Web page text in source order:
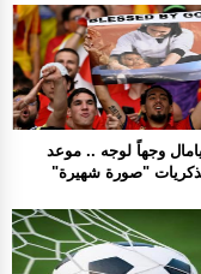
وجهاً لوجه .. موعد
"صورة شهيرة"